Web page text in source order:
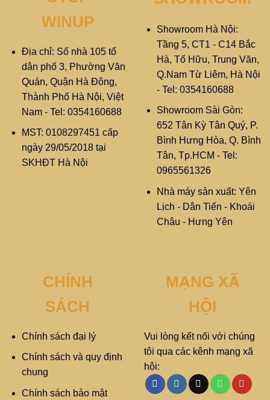
WINUP
Địa chỉ: Số nhà 105 tổ
dân phố 3, Phường Văn
Quán, Quận Hà Đông,
Thành Phố Hà Nội, Việt
Nam - Tel: 0354160688
MST: 0108297451 cấp
ngày 29/05/2018 tại
SKHĐT Hà Nội
Showroom Hà Nội:
Tầng 5, CT1 - C14 Bắc
Hà, Tố Hữu, Trung Văn,
Q.Nam Từ Liêm, Hà Nội
- Tel: 0354160688
Showroom Sài Gòn:
652 Tân Kỳ Tân Quý, P.
Bình Hưng Hòa, Q. Bình
Tân, Tp.HCM - Tel:
0965561326
Nhà máy sản xuất: Yên
Lịch - Dân Tiến - Khoái
Châu - Hưng Yên
CHÍNH
SÁCH
Chính sách đại lý
Chính sách và quy định
chung
Chính sách bảo mật
MẠNG XÃ
HỘI
Vui lòng kết nối với chúng
tôi qua các kênh mạng xã
hội: